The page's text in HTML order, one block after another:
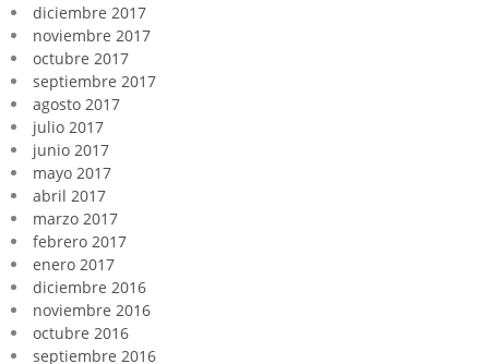
diciembre 2017
noviembre 2017
octubre 2017
septiembre 2017
agosto 2017
julio 2017
junio 2017
mayo 2017
abril 2017
marzo 2017
febrero 2017
enero 2017
diciembre 2016
noviembre 2016
octubre 2016
septiembre 2016